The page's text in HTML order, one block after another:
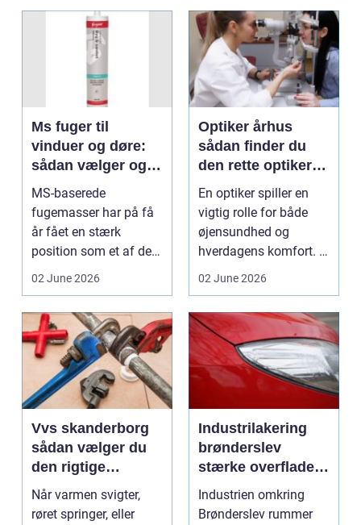
Ms fuger til
vinduer og døre:
sådan vælger og
bruger du dem
rigtigt
MS-baserede
fugemasser har på få
år fået en stærk
position som et af de
mest alsidige valg til
02 June 2026
Optiker århus
sådan finder du
den rette optiker i
byen
En optiker spiller en
vigtig rolle for både
øjensundhed og
hverdagens komfort. I
en by som Aarhus, h...
02 June 2026
Vvs skanderborg
sådan vælger du
den rigtige
installatør
Når varmen svigter,
røret springer, eller
Industrilakering
brønderslev
stærke overflader
til industri og
erhverv
Industrien omkring
Brønderslev rummer